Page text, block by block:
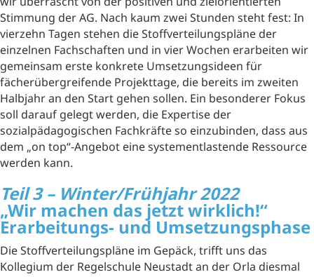
Stimmung der AG. Nach kaum zwei Stunden steht fest: In
vierzehn Tagen stehen die Stoffverteilungspläne der
einzelnen Fachschaften und in vier Wochen erarbeiten wir
gemeinsam erste konkrete Umsetzungsideen für
fächerübergreifende Projekttage, die bereits im zweiten
Halbjahr an den Start gehen sollen. Ein besonderer Fokus
soll darauf gelegt werden, die Expertise der
sozialpädagogischen Fachkräfte so einzubinden, dass aus
dem „on top“-Angebot eine systementlastende Ressource
werden kann.
Teil 3 – Winter/Frühjahr 2022
„Wir machen das jetzt wirklich!“
Erarbeitungs- und Umsetzungsphase
Die Stoffverteilungspläne im Gepäck, trifft uns das
Kollegium der Regelschule Neustadt an der Orla diesmal